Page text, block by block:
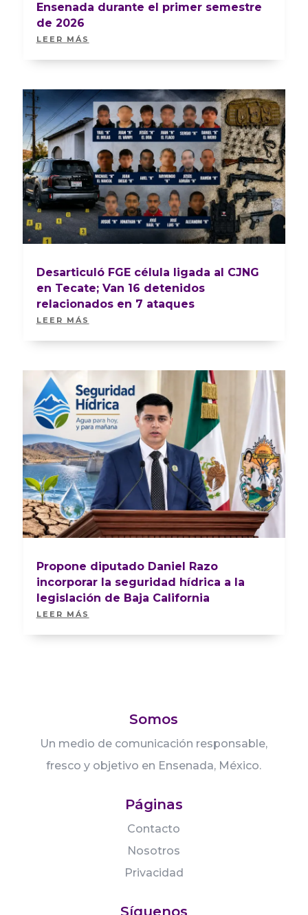
Ensenada durante el primer semestre
de 2026
LEER MÁS
Desarticuló FGE célula ligada al CJNG
en Tecate; Van 16 detenidos
relacionados en 7 ataques
LEER MÁS
Propone diputado Daniel Razo
incorporar la seguridad hídrica a la
legislación de Baja California
LEER MÁS
Somos
Un medio de comunicación responsable,
fresco y objetivo en Ensenada, México.
Páginas
Contacto
Nosotros
Privacidad
Síguenos